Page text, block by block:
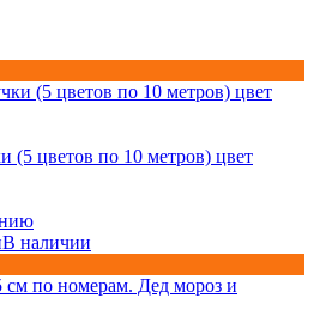
(5 цветов по 10 метров) цвет
В наличии